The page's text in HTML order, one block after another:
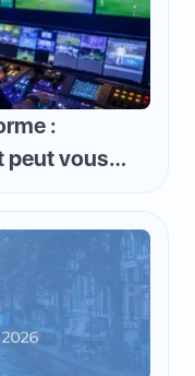
:
peut vous
comment